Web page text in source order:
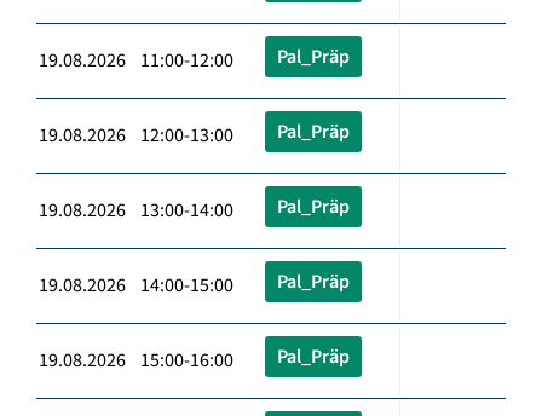
19.08.2026 11:00-12:00 Pal_Präp
19.08.2026 12:00-13:00 Pal_Präp
19.08.2026 13:00-14:00 Pal_Präp
19.08.2026 14:00-15:00 Pal_Präp
19.08.2026 15:00-16:00 Pal_Präp